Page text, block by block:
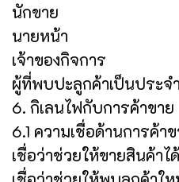
นักขาย
นายหน้า
เจ้าของกิจการ
ผู้ที่พบปะลูกค้าเป็นประจำ
6. กิเลนไฟกับการค้าขาย
6.1 ความเชื่อด้านการค้า
เชื่อว่าช่วยให้ขายสินค้าไ